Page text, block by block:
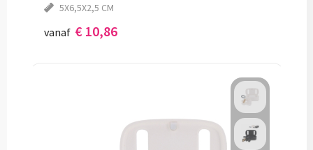
5X6,5X2,5 CM
vanaf € 10,86